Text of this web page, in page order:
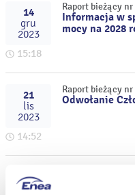
14
gru
2023
15:18
Raport bieżący
Informacja w
mocy na 2028
21
lis
2023
14:52
Raport bieżący
Odwołanie
17
lis
Informacja w